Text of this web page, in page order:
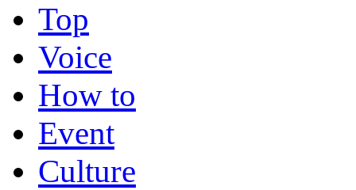
Top
Voice
How to
Event
Culture